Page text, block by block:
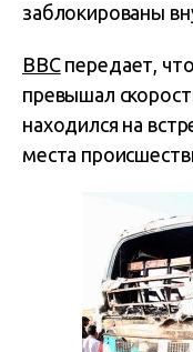
заблокированы
ВВСпередает,
превышал
находился на
места